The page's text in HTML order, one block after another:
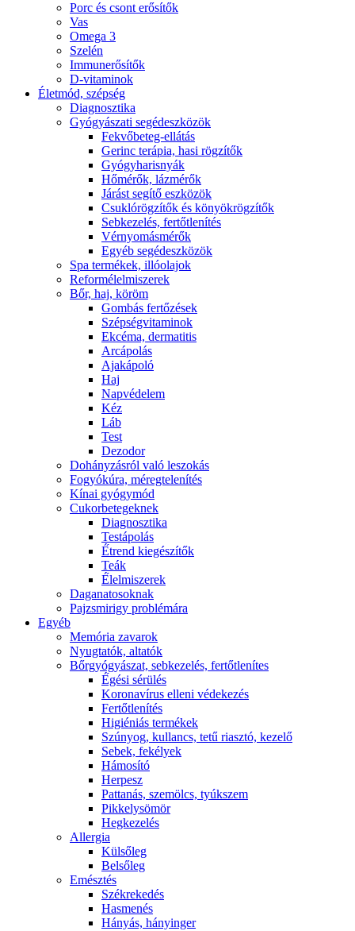
Porc és csont erősítők
Vas
Omega 3
Szelén
Immunerősítők
D-vitaminok
Életmód, szépség
Diagnosztika
Gyógyászati segédeszközök
Fekvőbeteg-ellátás
Gerinc terápia, hasi rögzítők
Gyógyharisnyák
Hőmérők, lázmérők
Járást segítő eszközök
Csuklórögzítők és könyökrögzítők
Sebkezelés, fertőtlenítés
Vérnyomásmérők
Egyéb segédeszközök
Spa termékek, illóolajok
Reformélelmiszerek
Bőr, haj, köröm
Gombás fertőzések
Szépségvitaminok
Ekcéma, dermatitis
Arcápolás
Ajakápoló
Haj
Napvédelem
Kéz
Láb
Test
Dezodor
Dohányzásról való leszokás
Fogyókúra, méregtelenítés
Kínai gyógymód
Cukorbetegeknek
Diagnosztika
Testápolás
É́trend kiegészítők
Teák
É́lelmiszerek
Daganatosoknak
Pajzsmirigy problémára
Egyéb
Memória zavarok
Nyugtatók, altatók
Bőrgyógyászat, sebkezelés, fertőtlenítes
É́gési sérülés
Koronavírus elleni védekezés
Fertőtlenítés
Higiéniás termékek
Szúnyog, kullancs, tetű riasztó, kezelő
Sebek, fekélyek
Hámosító
Herpesz
Pattanás, szemölcs, tyúkszem
Pikkelysömör
Hegkezelés
Allergia
Külsőleg
Belsőleg
Emésztés
Székrekedés
Hasmenés
Hányás, hányinger